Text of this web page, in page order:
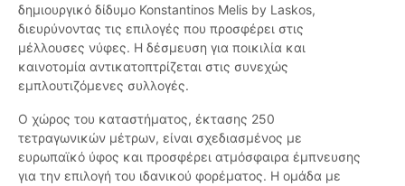
δημιουργικό δίδυμο Konstantinos Melis by Laskos,
διευρύνοντας τις επιλογές που προσφέρει στις
μέλλουσες νύφες. Η δέσμευση για ποικιλία και
καινοτομία αντικατοπτρίζεται στις συνεχώς
εμπλουτιζόμενες συλλογές.
Ο χώρος του καταστήματος, έκτασης 250
τετραγωνικών μέτρων, είναι σχεδιασμένος με
ευρωπαϊκό ύφος και προσφέρει ατμόσφαιρα έμπνευσης
για την επιλογή του ιδανικού φορέματος. Η ομάδα με